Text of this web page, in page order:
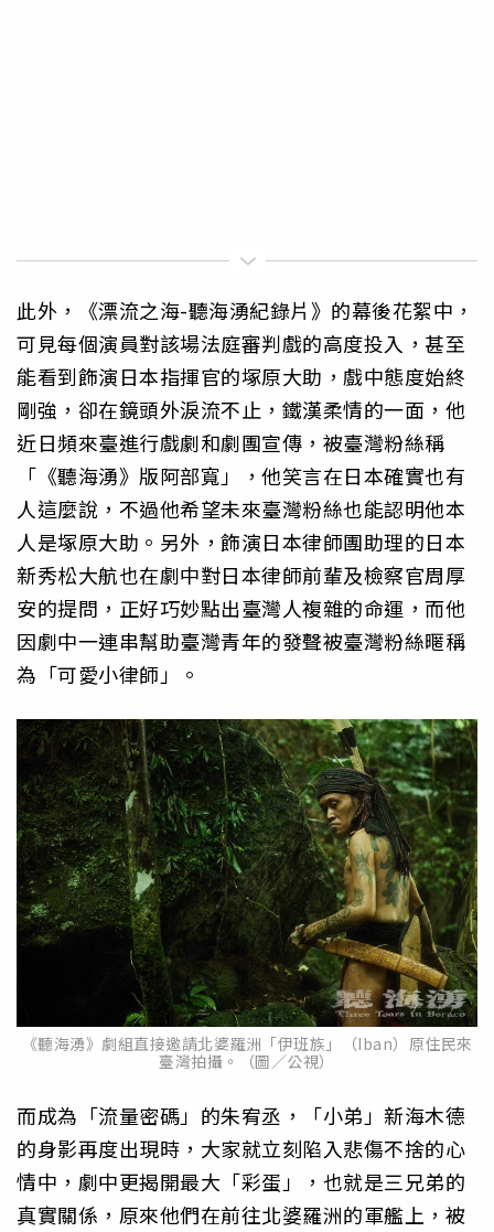
此外，《漂流之海-聽海湧紀錄片》的幕後花絮中，
可見每個演員對該場法庭審判戲的高度投入，甚至
能看到飾演日本指揮官的塚原大助，戲中態度始終
剛強，卻在鏡頭外淚流不止，鐵漢柔情的一面，他
近日頻來臺進行戲劇和劇團宣傳，被臺灣粉絲稱
「《聽海湧》版阿部寬」，他笑言在日本確實也有
人這麼說，不過他希望未來臺灣粉絲也能認明他本
人是塚原大助。另外，飾演日本律師團助理的日本
新秀松大航也在劇中對日本律師前輩及檢察官周厚
安的提問，正好巧妙點出臺灣人複雜的命運，而他
因劇中一連串幫助臺灣青年的發聲被臺灣粉絲暱稱
為「可愛小律師」。
《聽海湧》劇組直接邀請北婆羅洲「伊班族」（Iban）原住民來
臺灣拍攝。（圖／公視）
而成為「流量密碼」的朱宥丞，「小弟」新海木德
的身影再度出現時，大家就立刻陷入悲傷不捨的心
情中，劇中更揭開最大「彩蛋」，也就是三兄弟的
真實關係，原來他們在前往北婆羅洲的軍艦上，被